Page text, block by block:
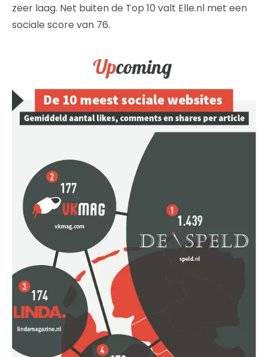
zeer laag. Net buiten de Top 10 valt Elle.nl met een
sociale score van 76.